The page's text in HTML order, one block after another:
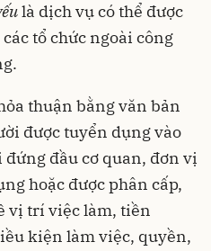
là dịch vụ có thể được
tổ chức ngoài công
thuận bằng văn bản
được tuyển dụng vào
đầu cơ quan, đơn vị
hoặc được phân cấp,
vị trí việc làm, tiền
kiện làm việc, quyền,